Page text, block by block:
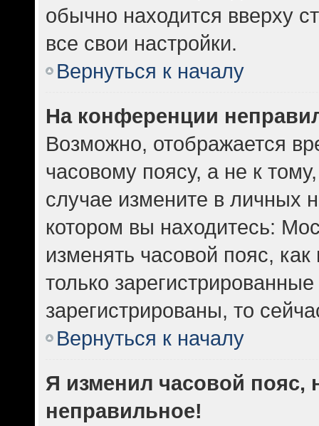
обычно находится вверху
все свои настройки.
Вернуться к началу
На конференции
Возможно, отображается
часовому поясу, а не к
случае измените в личных
котором вы находитесь:
изменять часовой пояс,
только
зарегистрированы, то
Вернуться к началу
Я изменил часовой пояс,
неправильное!